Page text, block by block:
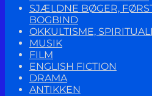
SJÆLDNE BØGER,
BOGBIND
OKKULTISME,
MUSIK
FILM
ENGLISH FICTION
DRAMA
ANTIKKEN